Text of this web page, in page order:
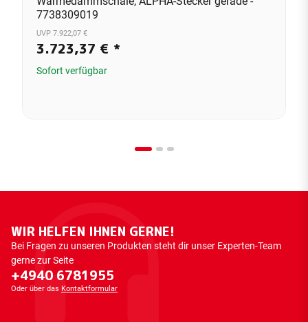
7738309019
UVP 7.922,07 €
3.723,37 € *
Sofort verfügbar
WIR HELFEN IHNEN GERNE!
Bei Fragen zu unseren Produkten steht dir unser Experten-Team
gerne zur Seite
+4940 6781955
Oder über das Kontaktformular